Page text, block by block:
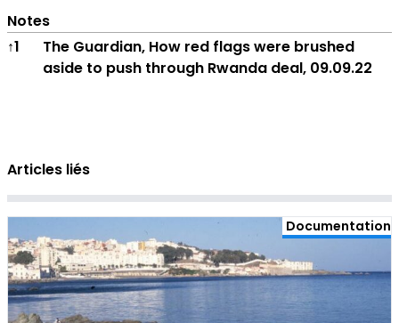
Notes
Notes
↑1
The Guardian, How red flags were brushed
aside to push through Rwanda deal, 09.09.22
Articles liés
Documentation